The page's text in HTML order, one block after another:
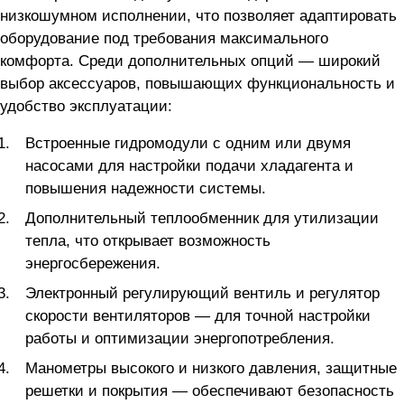
низкошумном исполнении, что позволяет адаптировать
оборудование под требования максимального
комфорта. Среди дополнительных опций — широкий
выбор аксессуаров, повышающих функциональность и
удобство эксплуатации:
Встроенные гидромодули с одним или двумя
насосами для настройки подачи хладагента и
повышения надежности системы.
Дополнительный теплообменник для утилизации
тепла, что открывает возможность
энергосбережения.
Электронный регулирующий вентиль и регулятор
скорости вентиляторов — для точной настройки
работы и оптимизации энергопотребления.
Манометры высокого и низкого давления, защитные
решетки и покрытия — обеспечивают безопасность